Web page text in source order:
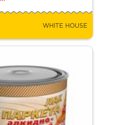
WHITE HOUSE